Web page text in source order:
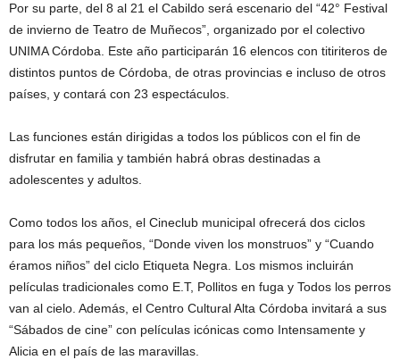
Por su parte, del 8 al 21 el Cabildo será escenario del “42° Festival
de invierno de Teatro de Muñecos”, organizado por el colectivo
UNIMA Córdoba. Este año participarán 16 elencos con titiriteros de
distintos puntos de Córdoba, de otras provincias e incluso de otros
países, y contará con 23 espectáculos.
Las funciones están dirigidas a todos los públicos con el fin de
disfrutar en familia y también habrá obras destinadas a
adolescentes y adultos.
Como todos los años, el Cineclub municipal ofrecerá dos ciclos
para los más pequeños, “Donde viven los monstruos” y “Cuando
éramos niños” del ciclo Etiqueta Negra. Los mismos incluirán
películas tradicionales como E.T, Pollitos en fuga y Todos los perros
van al cielo. Además, el Centro Cultural Alta Córdoba invitará a sus
“Sábados de cine” con películas icónicas como Intensamente y
Alicia en el país de las maravillas.